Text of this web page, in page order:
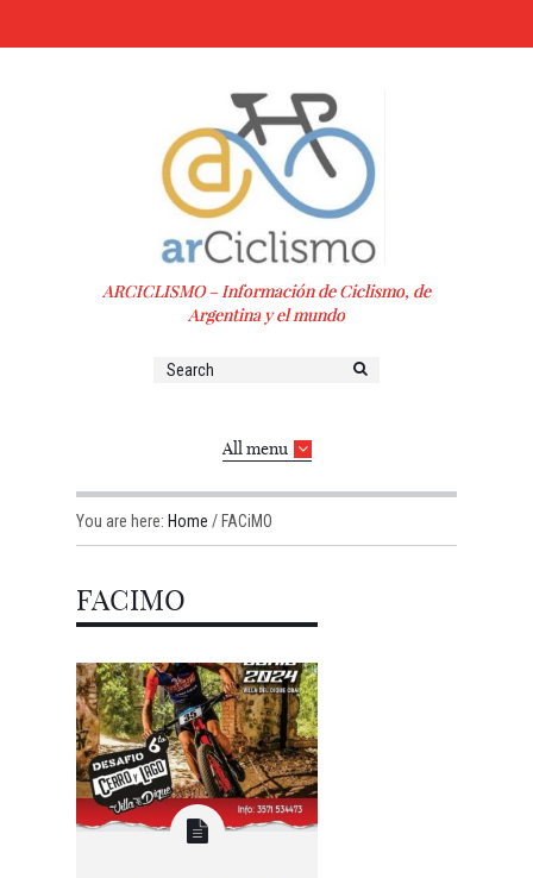
ARCICLISMO – Información de Ciclismo, de
Argentina y el mundo
All menu
You are here: Home / FACiMO
FACIMO